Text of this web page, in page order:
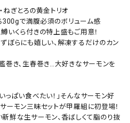
ねぎとろの黄金トリオ
で満腹必須のボリューム感
いくら付きの特上盛もご用意！
ぼらにも嬉しい、解凍するだけのカン
巻き、生春巻き…大好きなサーモンを
っぱい食べたい！」そんなサーモン好
ーモン三昧セットが甲羅組に初登場！
鮮な生サーモン、香ばしくて脂のり抜